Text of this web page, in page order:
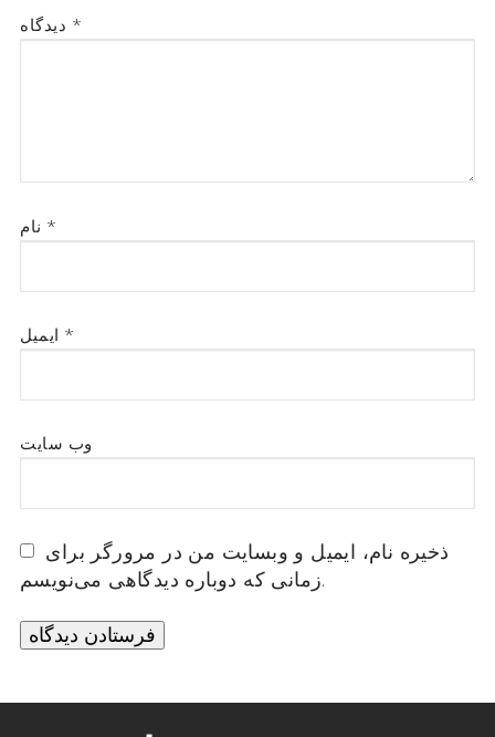
*
*
*
وب‌ سایت
ذخیره نام، ایمیل و وبسایت من در مرورگر برای
زمانی که دوباره دیدگاهی می‌نویسم.